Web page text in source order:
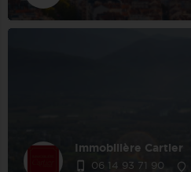
Immobilière Cartier
06 14 93 71 90